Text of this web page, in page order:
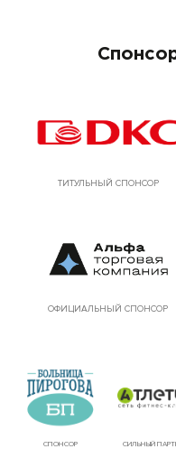
ТИТУЛЬНЫЙ СПОНСОР
ОФИЦИАЛЬНЫЙ СПОНСОР
СПОНСОР СИЛЬНЫЙ